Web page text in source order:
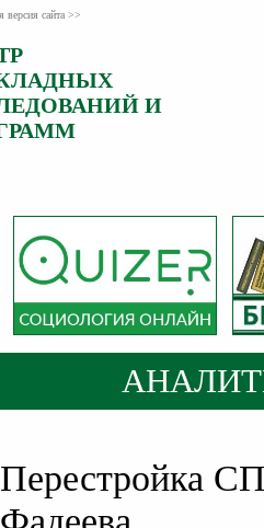
версия сайта >>
И
Перестройка